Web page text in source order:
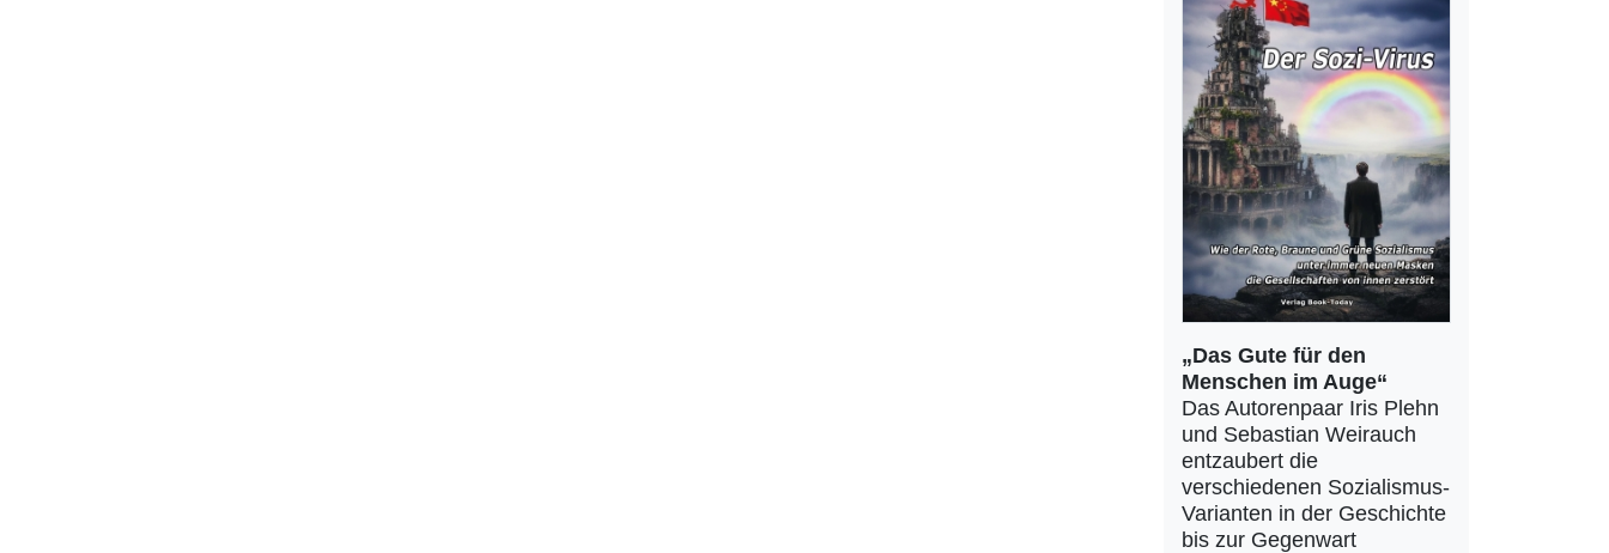
„Das Gute für den
Menschen im Auge“
Das Autorenpaar Iris Plehn
und Sebastian Weirauch
entzaubert die
verschiedenen Sozialismus-
Varianten in der Geschichte
bis zur Gegenwart